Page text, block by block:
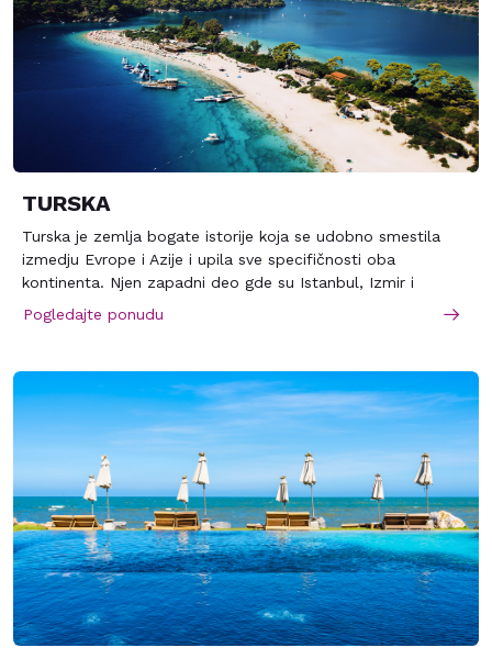
TURSKA
Turska je zemlja bogate istorije koja se udobno smestila
izmedju Evrope i Azije i upila sve specifičnosti oba
kontinenta. Njen zapadni deo gde su Istanbul, Izmir i
Antalija su bogatiji, gusto naseljeni i okrenuti prema Evropi i
Mediteranu. Drugi deo, koji se proteže od Ankare prema
više podseća na Aziju. Većina turista bira zapad sastavljen
od legendarnog i magijom prektivenog Istanbula do najdužih
i najčistijih obala Sredozemnog mora koje se protežu
duboko u azijsko kopno. Dobrodošli u Tursku, zemlju
nezamislivih lepota i jednako lepih tradicija. Odmor će biti
nezaboravan zbog izvanredne kombinacije orijentalnih boja i
zapadnog servisa. Mediteranska obala Turske je jedna od
najpopularnijih u svetu. Tajna leži u velikom broju hotela
širokog spektra cena, klimi koja omogućava odmor gotovo
cele godine i srdačnosti i gostoljubivosti njenih žitelja koja
će privući svakoga jednom i zauvek. U Turskoj su Marko
Antonije i Kleopatra provodili duge večeri, gde je Aleksandar
Makedonski prema legendi presekao „Gordijev čvor“i u kojoj
Pogledajte ponudu